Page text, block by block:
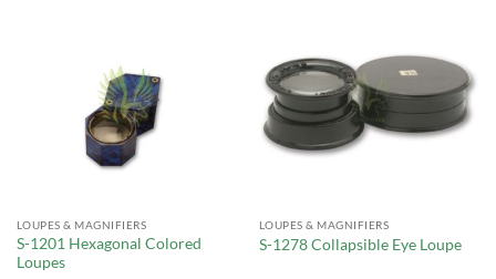
LOUPES & MAGNIFIERS
S-1201 Hexagonal Colored
Loupes
LOUPES & MAGNIFIERS
S-1278 Collapsible Eye Loupe